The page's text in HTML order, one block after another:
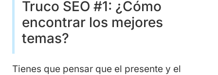
Truco SEO #1: ¿Cómo
encontrar los mejores
temas?
Tienes que pensar que el presente y el